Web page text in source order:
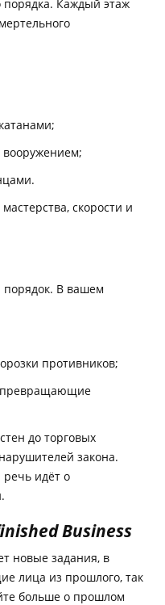
порядка. Каждый этаж
скорости и
В вашем
противников;
превращающие
до торговых
закона.
речь идёт о
Business
новые задания, в
лица из прошлого, так
больше о прошлом